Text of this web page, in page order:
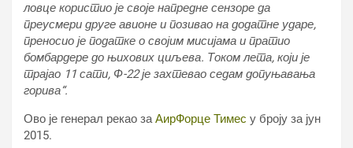
ловце користио је своје напредне сензоре да
преусмери друге авионе и позивао на додатне ударе,
преносио је податке о својим мисијама и пратио
бомбардере до њихових циљева. Током лета, који је
трајао 11 сати, Ф-22 је захтевао седам допуњавања
горива“.
Ово је генерал рекао заАирФорце Тимес у броју за јун
2015.